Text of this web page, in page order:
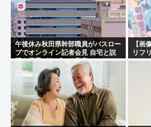
午後休み秋田県幹部職員がバスロー
ブでオンライン記者会見 自宅と説
明も背景がラブホの客室か
【画
リフ
とろ